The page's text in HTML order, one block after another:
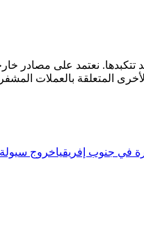
المتعلقة بالعملات
في جنوب إفريقيا